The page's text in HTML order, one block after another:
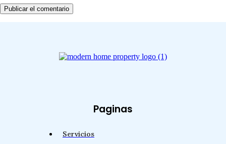
Paginas
Servicios